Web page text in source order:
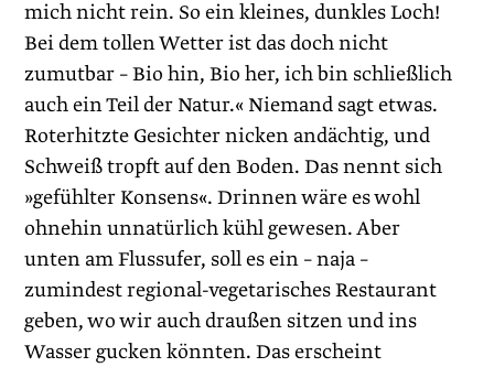
mich nicht rein. So ein kleines, dunkles Loch!
Bei dem tollen Wetter ist das doch nicht
zumutbar – Bio hin, Bio her, ich bin schließlich
auch ein Teil der Natur.« Niemand sagt etwas.
Roterhitzte Gesichter nicken andächtig, und
Schweiß tropft auf den Boden. Das nennt sich
»gefühlter Konsens«. Drinnen wäre es wohl
ohnehin unnatürlich kühl gewesen. Aber
unten am Flussufer, soll es ein – naja –
zumindest regional-vegetarisches Restaurant
geben, wo wir auch draußen sitzen und ins
Wasser gucken könnten. Das erscheint